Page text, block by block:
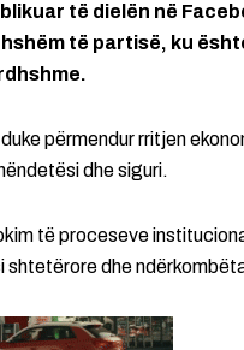
të dielën në
të partisë, ku
përmendur rritjen
dhe siguri.
të proceseve
shtetërore dhe